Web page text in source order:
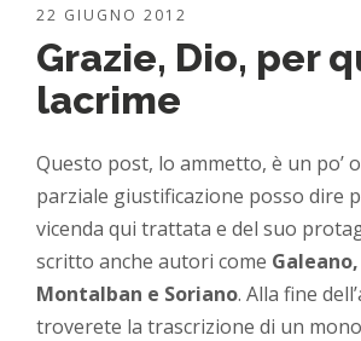
22 GIUGNO 2012
Grazie, Dio, per
lacrime
Questo post, lo ammetto, è un po’
parziale giustificazione posso dire
vicenda qui trattata e del suo
scritto anche autori come
Montalban e Soriano. Alla fine
troverete la trascrizione di un